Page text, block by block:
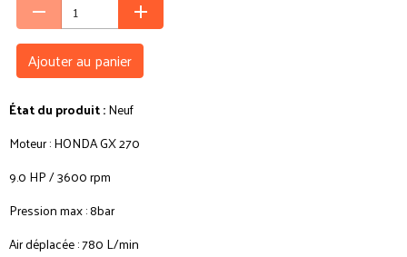
Ajouter au panier
État du produit :Neuf
Moteur : HONDA GX 270
9.0 HP / 3600 rpm
Pression max : 8bar
Air déplacée : 780 L/min